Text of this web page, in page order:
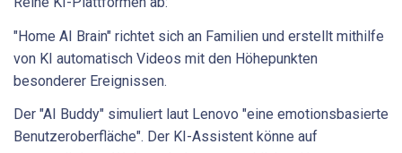
"Home AI Brain" richtet sich an Familien und erstellt mithilfe
von KI automatisch Videos mit den Höhepunkten
besonderer Ereignissen.
Der "AI Buddy" simuliert laut Lenovo "eine emotionsbasierte
Benutzeroberfläche". Der KI-Assistent könne auf